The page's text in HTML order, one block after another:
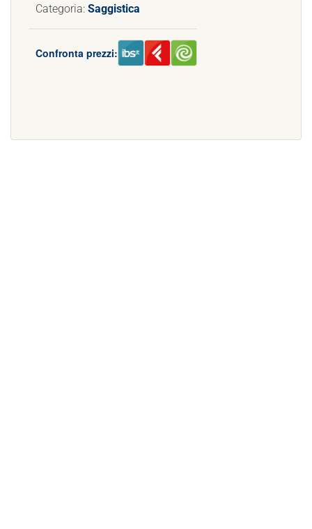
Categoria: Saggistica
Confronta prezzi: